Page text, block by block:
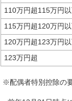
110万円超115万円
115万円超120万円
120万円超123万円
123万円超
※配偶者特別控除の